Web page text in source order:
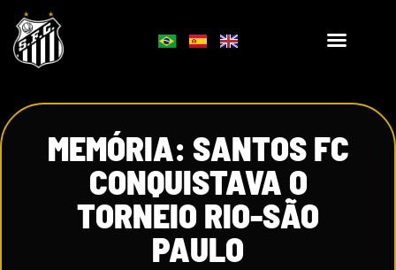
MEMÓRIA: SANTOS FC
CONQUISTAVA O
TORNEIO RIO-SÃO
PAULO